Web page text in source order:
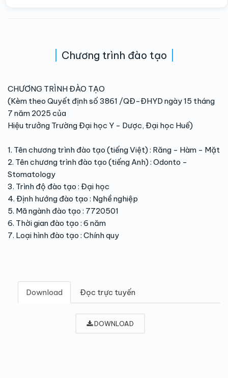
Chương trình đào tạo
CHƯƠNG TRÌNH ĐÀO TẠO
(Kèm theo Quyết định số 3861 /QĐ-ĐHYD ngày 15 tháng
7 năm 2025 của
Hiệu trưởng Trường Đại học Y - Dược, Đại học Huế)
1. Tên chương trình đào tạo (tiếng Việt) : Răng - Hàm - Mặt
2. Tên chương trình đào tạo (tiếng Anh) : Odonto -
Stomatology
3. Trình độ đào tạo : Đại học
4. Định hướng đào tạo : Nghề nghiệp
5. Mã ngành đào tạo : 7720501
6. Thời gian đào tạo : 6 năm
7. Loại hình đào tạo : Chính quy
Download Đọc trực tuyến
DOWNLOAD